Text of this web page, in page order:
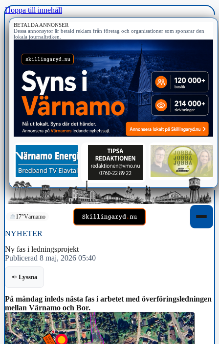
Hoppa till innehåll
BETALDA ANNONSER
Dessa annonsytor är betald reklam från företag och organisationer som sponsrar den
lokala journalistiken.
17°Värnamo
NYHETER
Ny fas i ledningsprojekt
Publicerad 8 maj, 2026 05:40
Lyssna
På måndag inleds nästa fas i arbetet med överföringsledningen
mellan Värnamo och Bor.